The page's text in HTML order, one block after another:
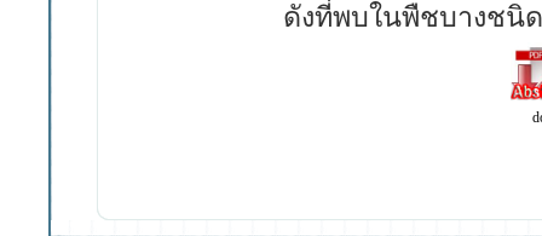
ดังที่พบในพืชบางชนิด